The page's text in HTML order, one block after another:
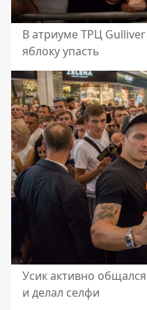
В атриуме ТРЦ
яблоку упасть
Усик активно
и делал селфи